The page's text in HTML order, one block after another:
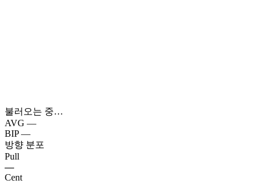
불러오는 중…
AVG —
BIP —
방향 분포
Pull
—
Cent